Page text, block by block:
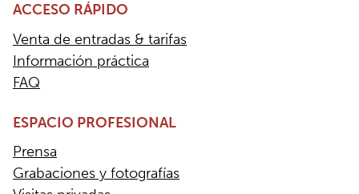
ACCESO RÁPIDO
Venta de entradas & tarifas
Información práctica
FAQ
ESPACIO PROFESIONAL
Prensa
Grabaciones y fotografías